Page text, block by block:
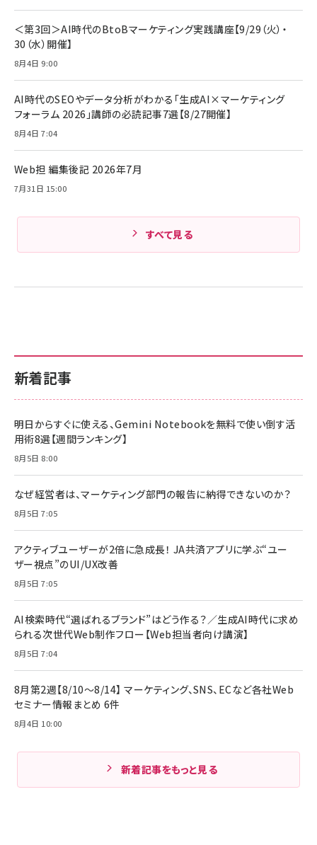
Amazonランキングをもっと見る
Anker Soundcore P31i (Bluetooth 6.1) 【完
全ワイヤレスイヤホン/アクティブノイズキャンセリ
ング/マルチポイント接続 / 最大50時間再生 / PSE
Anker PowerLine III Flow USB-C & USB-C
ケーブル Anker絡まないケーブル 240W 結束バン
ド付き USB PD対応 シリコン素材採用 iPhone
17 / 16 / 15 / Galaxy iPad Pro MacBook
Amazonランキングをもっと見る
キャンペーン】
￥4,857
Amazonランキングをもっと見る
新着記事
明日からすぐに使える、Gemini Notebookを無料で使い倒す活
用術8選【週間ランキング】
8月5日 8:00
なぜ経営者は、マーケティング部門の報告に納得できないのか？
8月5日 7:05
アクティブユーザーが2倍に急成長！ JA共済アプリに学ぶ“ユー
ザー視点”のUI/UX改善
8月5日 7:05
AI検索時代“選ばれるブランド”はどう作る？／生成AI時代に求め
られる次世代Web制作フロー【Web担当者向け講演】
8月5日 7:04
8月第2週【8/10～8/14】 マーケティング、SNS、ECなど各社Web
セミナー情報まとめ 6件
8月4日 10:00
新着記事をもっと見る
＜第3回＞AI時代のBtoBマーケティング実践講座【9/29（火）・
30（水）開催】
8月4日 9:00
AI時代のSEOやデータ分析がわかる「生成AI×マーケティング
フォーラム 2026」講師の必読記事7選【8/27開催】
8月4日 7:04
Web担 編集後記 2026年7月
7月31日 15:00
すべて見る